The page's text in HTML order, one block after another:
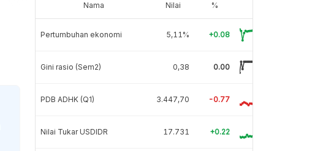
Nama Nilai %
Pertumbuhan ekonomi 5,11% +0.08
Gini rasio (Sem2) 0,38 0.00
PDB ADHK (Q1) 3.447,70 -0.77
Nilai Tukar USDIDR 17.731 +0.22